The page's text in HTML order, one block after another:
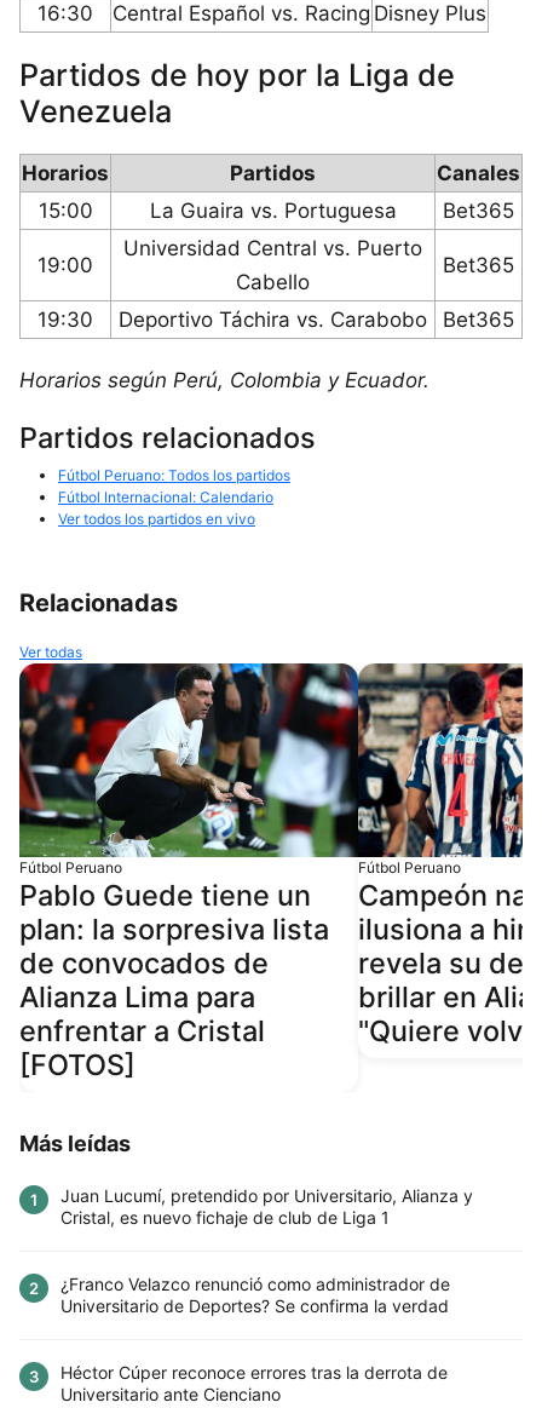
16:30
Central Español vs. Racing Disney Plus
Partidos de hoy por la Liga de
Venezuela
Horarios Partidos
Canales
15:00
La Guaira vs. Portuguesa Bet365
19:00
Universidad Central vs. Puerto
Cabello
Bet365
19:30 Deportivo Táchira vs. Carabobo Bet365
Horarios según Perú, Colombia y Ecuador.
Partidos relacionados
Fútbol Peruano: Todos los partidos
Fútbol Internacional: Calendario
Ver todos los partidos en vivo
Relacionadas
Ver todas
Fútbol Peruano
Pablo Guede tiene un
plan: la sorpresiva lista
de convocados de
Alianza Lima para
enfrentar a Cristal
[FOTOS]
Fútbol Peruano
Campeón
ilusiona a
revela su
brillar en
"Quiere
Más leídas
1
Juan Lucumí, pretendido por Universitario, Alianza y
Cristal, es nuevo fichaje de club de Liga 1
2
¿Franco Velazco renunció como administrador de
Universitario de Deportes? Se confirma la verdad
3
Héctor Cúper reconoce errores tras la derrota de
Universitario ante Cienciano